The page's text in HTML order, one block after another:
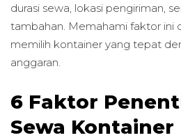
durasi sewa, lokasi pengiriman,
tambahan. Memahami faktor ini
memilih kontainer yang tepat
anggaran.
6 Faktor
Sewa Kontainer